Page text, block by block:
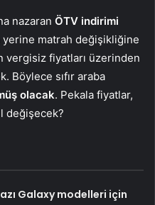
nazaran ÖTV indirimi
yerine matrah değişikliğine
vergisiz fiyatları üzerinden
Böylece sıfır araba
olacak. Pekala fiyatlar,
değişecek?
Galaxy modelleri için